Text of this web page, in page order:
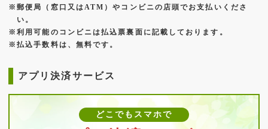
※郵便局（窓口又はATM）やコンビニの店頭でお支払いくださ
い。
※利用可能のコンビニは払込票裏面に記載しております。
※払込手数料は、無料です。
アプリ決済サービス
どこでもスマホで